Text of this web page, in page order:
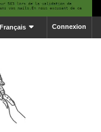
Connexion
Français